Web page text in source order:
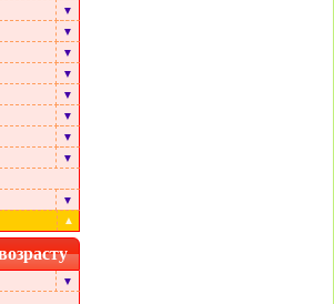
▼
▼
▼
▼
▼
▼
▼
▼
▼
▲
▼